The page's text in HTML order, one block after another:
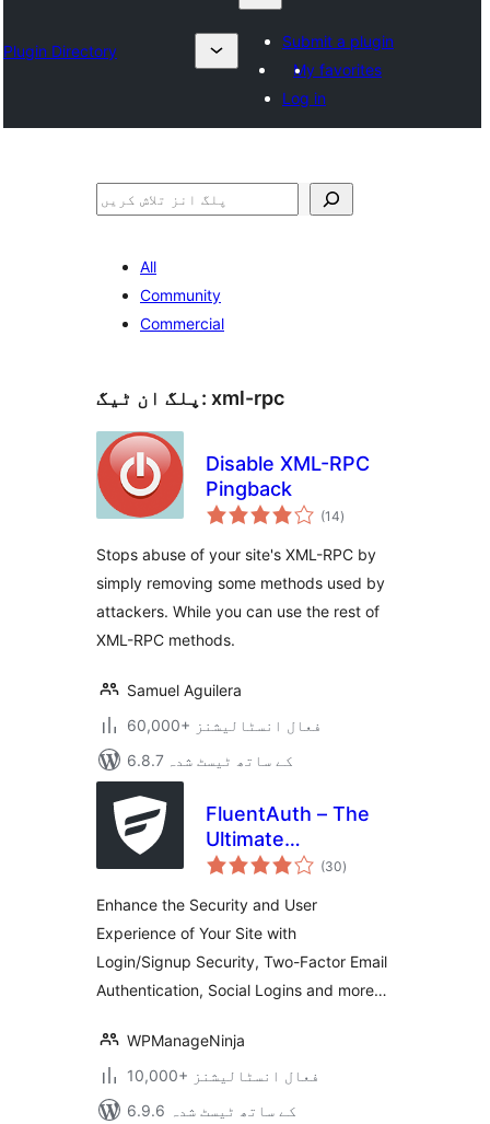
Plugin Directory
Submit a plugin
My favorites
Log in
تلاش
All
Community
Commercial
پلگ ان ٹیگ: xml-rpc
Disable XML-RPC
Pingback
(14مجموعی
درجہ
)
Stops abuse of your site's XML-RPC by
simply removing some methods used by
attackers. While you can use the rest of
XML-RPC methods.
Samuel Aguilera
60,000+ فعال انسٹالیشنز
6.8.7 کے ساتھ ٹیسٹ شدہ
FluentAuth – The
Ultimate
Authorization &
WordPress
(30مجموعی
درجہ
)
Enhance the Security and User
Experience of Your Site with
Login/Signup Security, Two-Factor Email
Authentication, Social Logins and more…
WPManageNinja
10,000+ فعال انسٹالیشنز
6.9.6 کے ساتھ ٹیسٹ شدہ